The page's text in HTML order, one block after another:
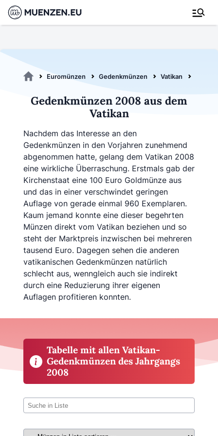
Euromünzen Gedenkmünzen Vatikan
Gedenkmünzen 2008 aus dem
Vatikan
Nachdem das Interesse an den
Gedenkmünzen in den Vorjahren zunehmend
abgenommen hatte, gelang dem Vatikan 2008
eine wirkliche Überraschung. Erstmals gab der
Kirchenstaat eine 100 Euro Goldmünze aus
und das in einer verschwindet geringen
Auflage von gerade einmal 960 Exemplaren.
Kaum jemand konnte eine dieser begehrten
Münzen direkt vom Vatikan beziehen und so
steht der Marktpreis inzwischen bei mehreren
tausend Euro. Dagegen sehen die anderen
vatikanischen Gedenkmünzen natürlich
schlecht aus, wenngleich auch sie indirekt
durch eine Reduzierung ihrer eigenen
Auflagen profitieren konnten.
Tabelle mit allen Vatikan-
Gedenkmünzen des Jahrgangs
2008